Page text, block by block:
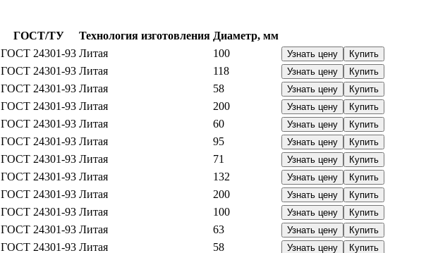
ГОСТ/ТУ Технология изготовления Диаметр, мм
ГОСТ 24301-93 Литая 100 Узнать цену Купить
ГОСТ 24301-93 Литая 118 Узнать цену Купить
ГОСТ 24301-93 Литая 58 Узнать цену Купить
ГОСТ 24301-93 Литая 200 Узнать цену Купить
ГОСТ 24301-93 Литая 60 Узнать цену Купить
ГОСТ 24301-93 Литая 95 Узнать цену Купить
ГОСТ 24301-93 Литая 71 Узнать цену Купить
ГОСТ 24301-93 Литая 132 Узнать цену Купить
ГОСТ 24301-93 Литая 200 Узнать цену Купить
ГОСТ 24301-93 Литая 100 Узнать цену Купить
ГОСТ 24301-93 Литая 63 Узнать цену Купить
ГОСТ 24301-93 Литая 58 Узнать цену Купить